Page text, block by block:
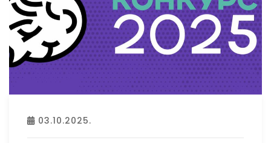
03.10.2025.